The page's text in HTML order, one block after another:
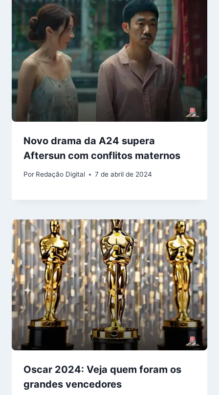
Novo drama da A24 supera
Aftersun com conflitos maternos
Por Redação Digital 7 de abril de 2024
Oscar 2024: Veja quem foram os
grandes vencedores